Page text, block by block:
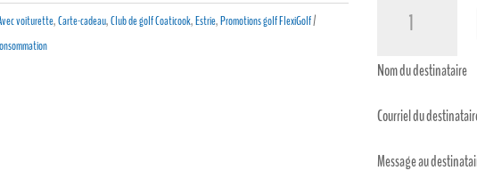
voiturette,Carte-cadeau,Club de golf Coaticook,Estrie,Promotions golf FlexiGolf
de
Coaticook
-
Nom du destinataire
Courriel du
Message au